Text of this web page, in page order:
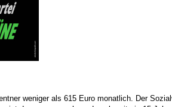
weniger als 615 Euro monatlich. Der